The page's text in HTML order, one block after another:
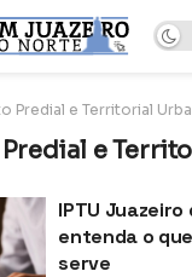
Predial e Territorial
e
IPTU
entenda o
serve